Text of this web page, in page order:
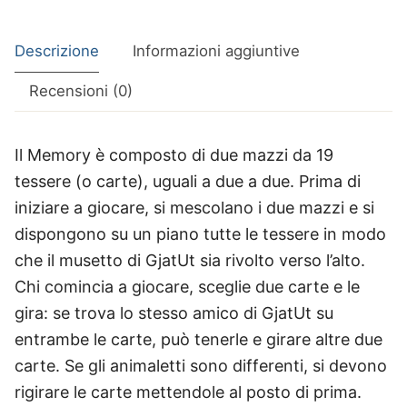
Descrizione Informazioni aggiuntive
Recensioni (0)
Il Memory è composto di due mazzi da 19
tessere (o carte), uguali a due a due. Prima di
iniziare a giocare, si mescolano i due mazzi e si
dispongono su un piano tutte le tessere in modo
che il musetto di GjatUt sia rivolto verso l’alto.
Chi comincia a giocare, sceglie due carte e le
gira: se trova lo stesso amico di GjatUt su
entrambe le carte, può tenerle e girare altre due
carte. Se gli animaletti sono differenti, si devono
rigirare le carte mettendole al posto di prima.